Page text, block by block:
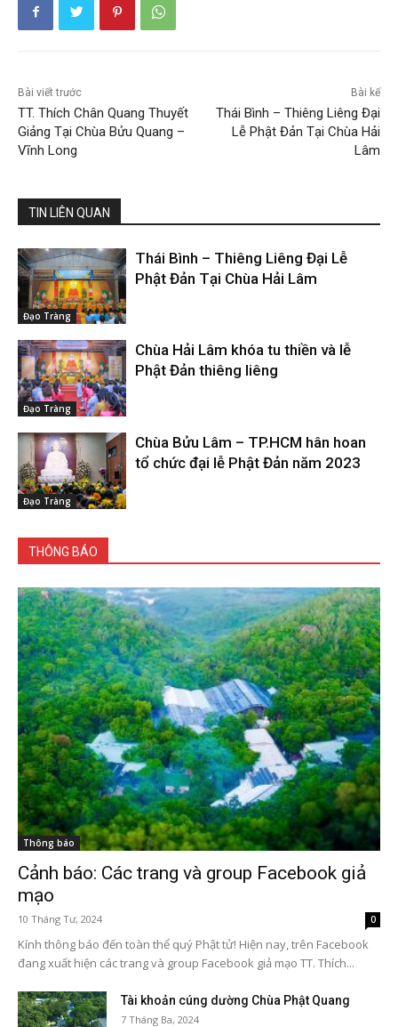
Bài viết trước
TT. Thích Chân Quang Thuyết
Giảng Tại Chùa Bửu Quang –
Vĩnh Long
Bài kế
Thái Bình – Thiêng Liêng Đại
Lễ Phật Đản Tại Chùa Hải
Lâm
TIN LIÊN QUAN
Đạo Tràng
Thái Bình – Thiêng Liêng Đại Lễ
Phật Đản Tại Chùa Hải Lâm
Đạo Tràng
Chùa Hải Lâm khóa tu thiền và lễ
Phật Đản thiêng liêng
Đạo Tràng
Chùa Bửu Lâm – TP.HCM hân hoan
tổ chức đại lễ Phật Đản năm 2023
THÔNG BÁO
Thông báo
Cảnh báo: Các trang và group Facebook giả
mạo
10 Tháng Tư, 2024 0
Kính thông báo đến toàn thể quý Phật tử! Hiện nay, trên Facebook
đang xuất hiện các trang và group Facebook giả mạo TT. Thích...
Tài khoản cúng dường Chùa Phật Quang
7 Tháng Ba, 2024